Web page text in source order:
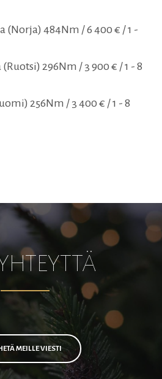
(Norja) 484Nm / 6 400 € / 1 -
296Nm / 3 900 € / 1 - 8
256Nm / 3 400 € / 1 - 8
MEILLE VIESTI